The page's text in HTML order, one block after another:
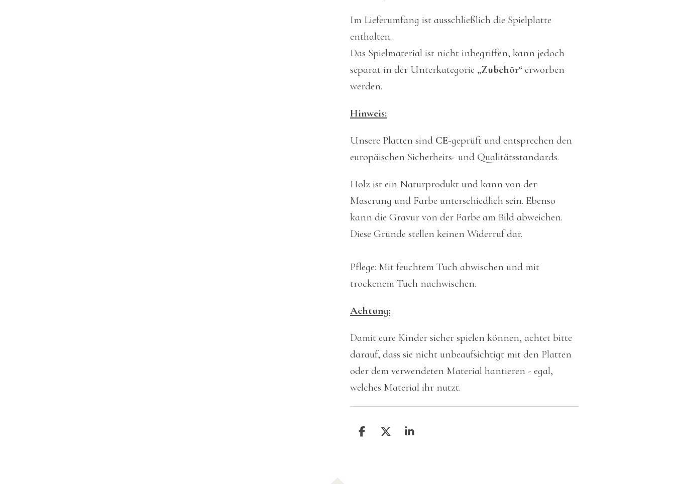
Im Lieferumfang ist ausschließlich die Spielplatte
enthalten.
Das Spielmaterial ist nicht inbegriffen, kann jedoch
separat in der Unterkategorie „Zubehör“ erworben
werden.
Hinweis:
Unsere Platten sind CE-geprüft und entsprechen den
europäischen Sicherheits- und Qualitätsstandards.
Holz ist ein Naturprodukt und kann von der
Maserung und Farbe unterschiedlich sein. Ebenso
kann die Gravur von der Farbe am Bild abweichen.
Diese Gründe stellen keinen Widerruf dar.
Pflege: Mit feuchtem Tuch abwischen und mit
trockenem Tuch nachwischen.
Achtung:
Damit eure Kinder sicher spielen können, achtet bitte
darauf, dass sie nicht unbeaufsichtigt mit den Platten
oder dem verwendeten Material hantieren - egal,
welches Material ihr nutzt.
T
T
T